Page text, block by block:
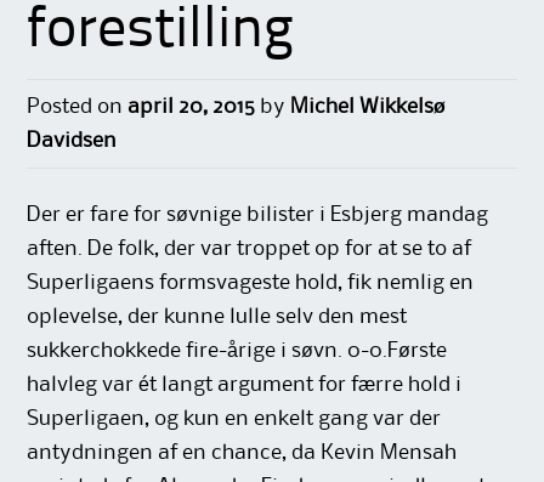
forestilling
Posted on april 20, 2015 by Michel Wikkelsø
Davidsen
Der er fare for søvnige bilister i Esbjerg mandag
aften. De folk, der var troppet op for at se to af
Superligaens formsvageste hold, fik nemlig en
oplevelse, der kunne lulle selv den mest
sukkerchokkede fire-årige i søvn. 0-0.Første
halvleg var ét langt argument for færre hold i
Superligaen, og kun en enkelt gang var der
antydningen af en chance, da Kevin Mensah